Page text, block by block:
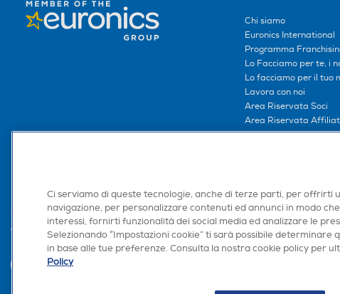
Chi siamo
Euronics International
Programma
Lo Facciamo per te, i
Lo facciamo per il tuo
Lavora con noi
Area Riservata Soci
Area Riservata
Trova negozio
Ci serviamo di queste tecnologie, anche di terze parti, per offrirti
navigazione, per personalizzare contenuti ed annunci in modo
interessi, fornirti funzionalità dei social media ed analizzare le
Selezionando “Impostazioni cookie” ti sarà possibile determinare
in base alle tue preferenze. Consulta la nostra cookie policy per
Policy